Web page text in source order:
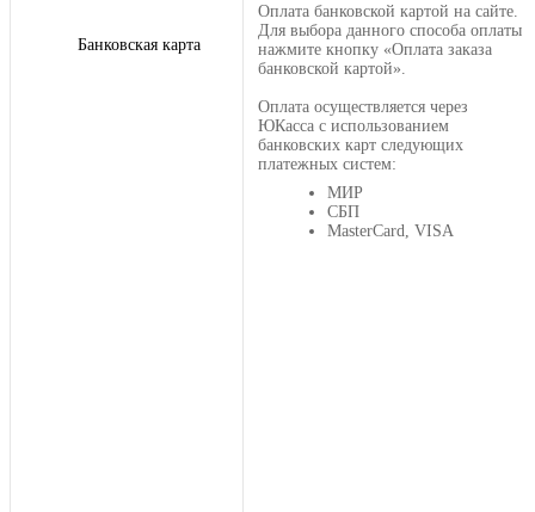
Банковская карта
Оплата банковской картой на сайте.
Для выбора данного способа оплаты
нажмите кнопку «Оплата заказа
банковской картой».
Оплата осуществляется через
ЮКасса с использованием
банковских карт следующих
платежных систем:
МИР
СБП
MasterCard, VISA